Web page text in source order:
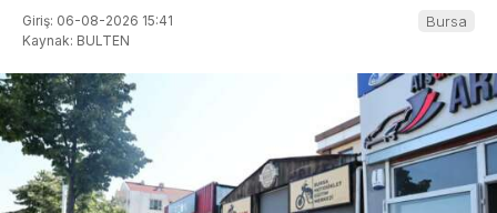
Giriş: 06-08-2026 15:41
Kaynak: BULTEN
Bursa